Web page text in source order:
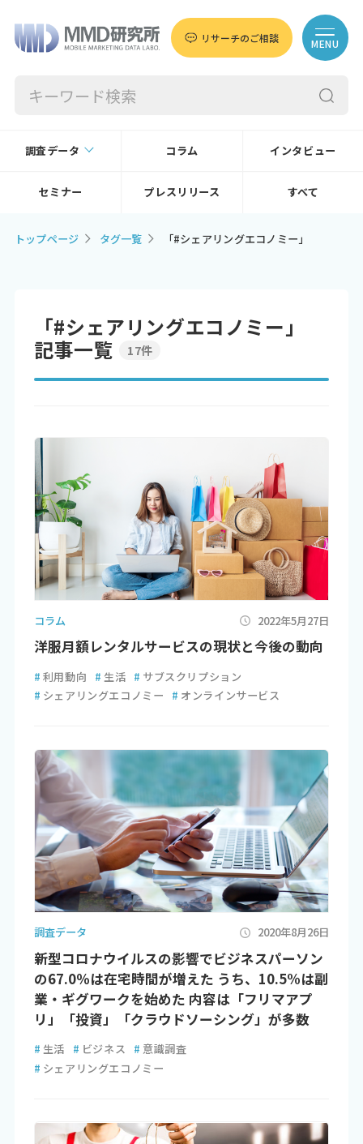
リサーチのご相談 MENU
調査データ コラム インタビュー
セミナー プレスリリース すべて
トップページ タグ一覧 「#シェアリングエコノミー」
「#シェアリングエコノミー」
記事一覧
17件
コラム 2022年5月27日
洋服月額レンタルサービスの現状と今後の動向
# 利用動向 # 生活 # サブスクリプション
# シェアリングエコノミー # オンラインサービス
調査データ 2020年8月26日
新型コロナウイルスの影響でビジネスパーソン
の67.0％は在宅時間が増えた うち、10.5%は副
業・ギグワークを始めた 内容は「フリマアプ
リ」「投資」「クラウドソーシング」が多数
# 生活 # ビジネス # 意識調査
# シェアリングエコノミー